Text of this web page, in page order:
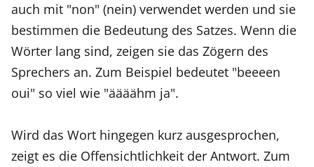
auch mit "non" (nein) verwendet werden und sie
bestimmen die Bedeutung des Satzes. Wenn die
Wörter lang sind, zeigen sie das Zögern des
Sprechers an. Zum Beispiel bedeutet "beeeen
oui" so viel wie "äääähm ja".
Wird das Wort hingegen kurz ausgesprochen,
zeigt es die Offensichtlichkeit der Antwort. Zum